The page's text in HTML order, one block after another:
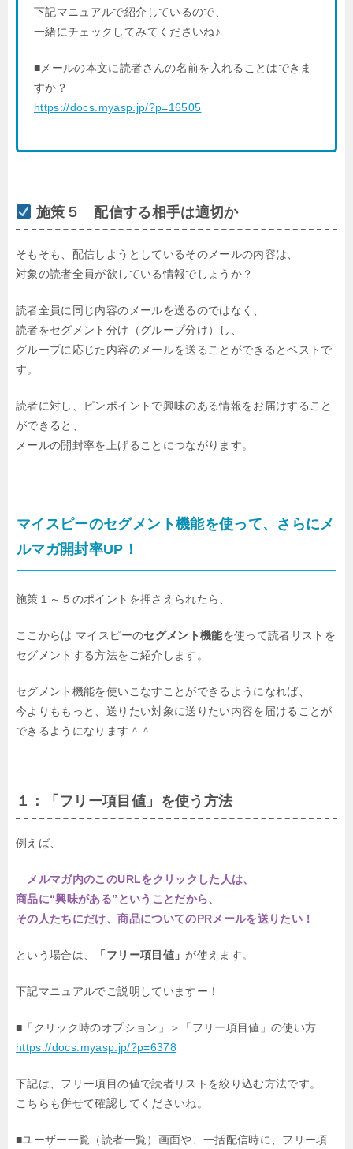
下記マニュアルで紹介しているので、
一緒にチェックしてみてくださいね♪
■メールの本文に読者さんの名前を入れることはできま
すか？
https://docs.myasp.jp/?p=16505
施策５ 配信する相手は適切か
そもそも、配信しようとしているそのメールの内容は、
対象の読者全員が欲している情報でしょうか？
読者全員に同じ内容のメールを送るのではなく、
読者をセグメント分け（グループ分け）し、
グループに応じた内容のメールを送ることができるとベストで
す。
読者に対し、ピンポイントで興味のある情報をお届けすること
ができると、
メールの開封率を上げることにつながります。
マイスピーのセグメント機能を使って、さらにメ
ルマガ開封率UP！
施策１～５のポイントを押さえられたら、
ここからは マイスピーのセグメント機能を使って読者リストを
セグメントする方法をご紹介します。
セグメント機能を使いこなすことができるようになれば、
今よりももっと、送りたい対象に送りたい内容を届けることが
できるようになります＾＾
１：「フリー項目値」を使う方法
例えば、
メルマガ内のこのURLをクリックした人は、
商品に“興味がある”ということだから、
その人たちにだけ、商品についてのPRメールを送りたい！
という場合は、 「フリー項目値」 が使えます。
下記マニュアルでご説明していますー！
■「クリック時のオプション」＞「フリー項目値」の使い方
https://docs.myasp.jp/?p=6378
下記は、フリー項目の値で読者リストを絞り込む方法です。
こちらも併せて確認してくださいね。
■ユーザー一覧（読者一覧）画面や、一括配信時に、フリー項